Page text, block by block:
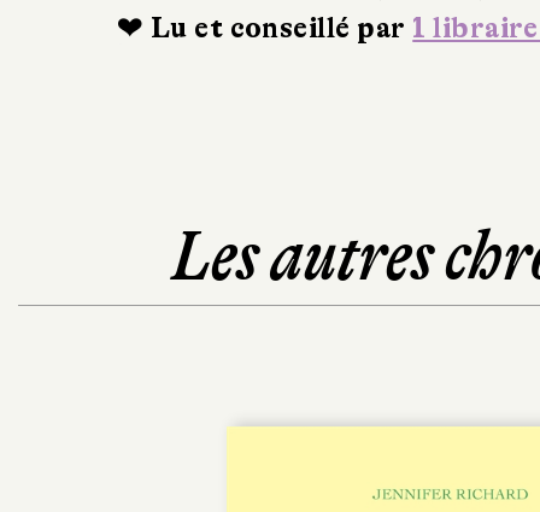
❤ Lu et conseillé par 1
Les autres